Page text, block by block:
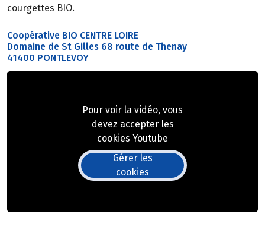
courgettes BIO.
Coopérative BIO CENTRE LOIRE
Domaine de St Gilles 68 route de Thenay
41400 PONTLEVOY
Pour voir la vidéo, vous
devez accepter les
cookies Youtube
Gérer les
cookies